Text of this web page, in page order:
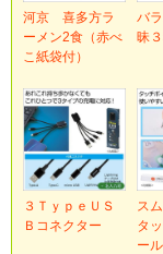
河京 喜多方ラ
ーメン2食（赤べ
こ紙袋付）
バ
昧
３ＴｙｐｅＵＳ
Ｂコネクター
ス
タ
ー